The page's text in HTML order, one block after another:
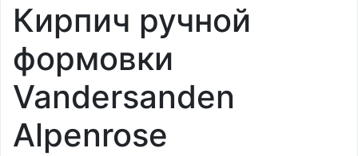
Кирпич ручной
формовки
Vandersanden
Alpenrose